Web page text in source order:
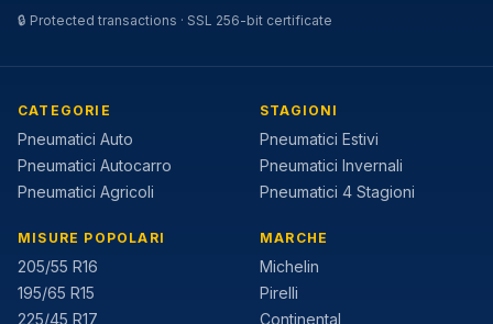
🔒 Protected transactions · SSL 256-bit certificate
CATEGORIE
Pneumatici Auto
Pneumatici Autocarro
Pneumatici Agricoli
STAGIONI
Pneumatici Estivi
Pneumatici Invernali
Pneumatici 4 Stagioni
MISURE POPOLARI
205/55 R16
195/65 R15
225/45 R17
MARCHE
Michelin
Pirelli
Continental